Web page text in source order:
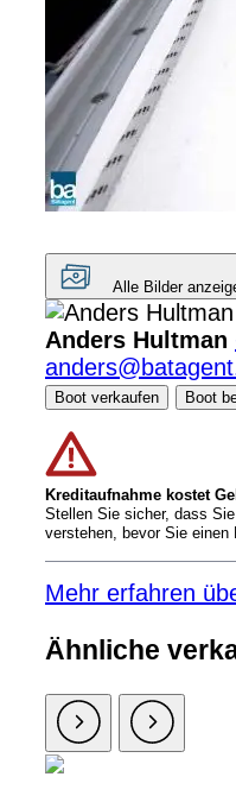
Alle Bilder
Anders Hultman
Boot verkaufen Boot
Kreditaufnahme kostet
Stellen Sie sicher, dass
verstehen, bevor Sie einen
Mehr erfahren
Ähnliche